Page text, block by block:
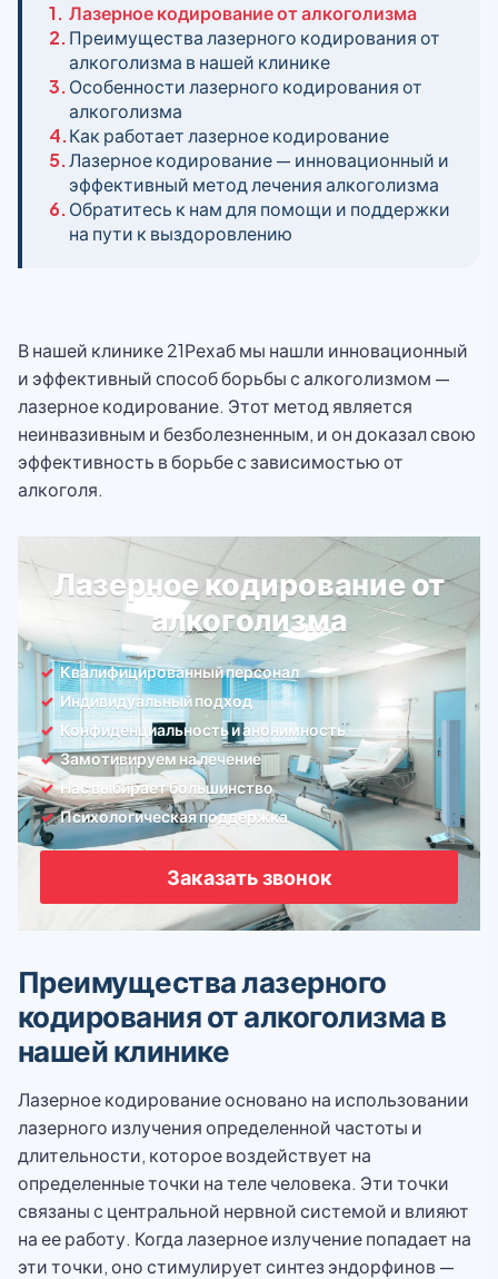
1. Лазерное кодирование от алкоголизма
2.Преимущества лазерного кодирования от
алкоголизма в нашей клинике
3.Особенности лазерного кодирования от
алкоголизма
4.Как работает лазерное кодирование
5.Лазерное кодирование — инновационный и
эффективный метод лечения алкоголизма
6.Обратитесь к нам для помощи и поддержки
на пути к выздоровлению
В нашей клинике 21Рехаб мы нашли инновационный
и эффективный способ борьбы с алкоголизмом —
лазерное кодирование. Этот метод является
неинвазивным и безболезненным, и он доказал свою
эффективность в борьбе с зависимостью от
алкоголя.
Лазерное кодирование от
алкоголизма
Квалифицированный персонал
Индивидуальный подход
Конфиденциальность и анонимность
Замотивируем на лечение
Нас выбирает большинство
Психологическая поддержка
Заказать звонок
Преимущества лазерного
кодирования от алкоголизма в
нашей клинике
Лазерное кодирование основано на использовании
лазерного излучения определенной частоты и
длительности, которое воздействует на
определенные точки на теле человека. Эти точки
связаны с центральной нервной системой и влияют
на ее работу. Когда лазерное излучение попадает на
эти точки, оно стимулирует синтез эндорфинов —